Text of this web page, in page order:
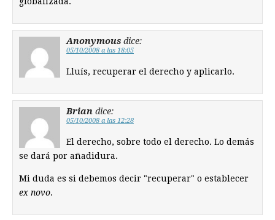
Anonymous dice:
05/10/2008 a las 18:05
Lluís, recuperar el derecho y aplicarlo.
Brian dice:
05/10/2008 a las 12:28
El derecho, sobre todo el derecho. Lo demás
se dará por añadidura.
Mi duda es si debemos decir "recuperar" o establecer
ex novo.